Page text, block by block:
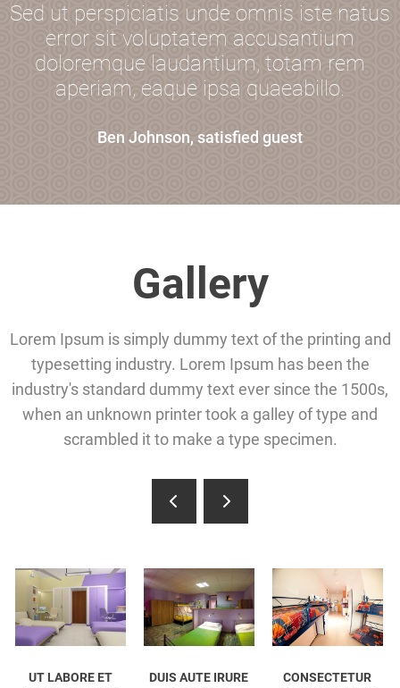
Sed ut perspiciatis unde omnis iste natus
error sit voluptatem accusantium
doloremque laudantium, totam rem
aperiam, eaque ipsa quaeabillo.
Ben Johnson, satisfied guest
Gallery
Lorem Ipsum is simply dummy text of the printing and
typesetting industry. Lorem Ipsum has been the
industry's standard dummy text ever since the 1500s,
when an unknown printer took a galley of type and
scrambled it to make a type specimen.
UT LABORE ET
DUIS AUTE IRURE
CONSECTETUR